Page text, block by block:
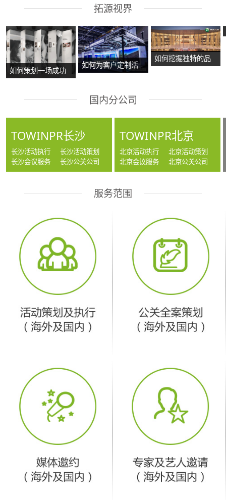
拓源视界
如何策划一场成功
如何为客户定制活
如何挖掘独特的品
国内分公司
TOWINPR长沙
长沙活动执行
长沙活动策划
长沙会议服务
长沙公关公司
TOWINPR北京
北京活动执行
北京活动策划
北京会议服务
北京公关公司
服务范围